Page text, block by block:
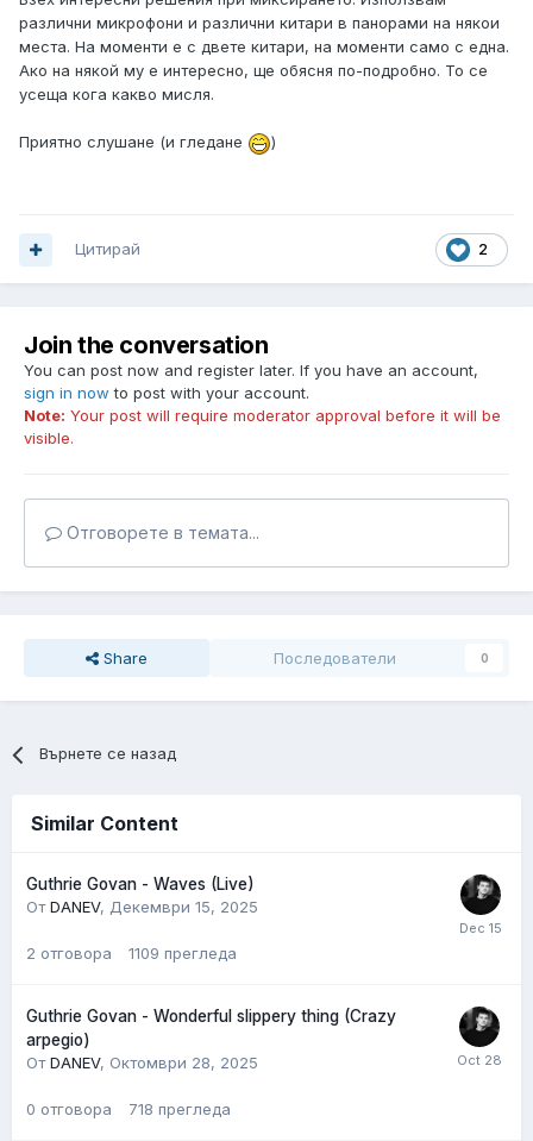
различни микрофони и различни китари в панорами на някои
места. На моменти е с двете китари, на моменти само с една.
Ако на някой му е интересно, ще обясня по-подробно. То се
усеща кога какво мисля.
Приятно слушане (и гледане )
2
Цитирай
Join the conversation
You can post now and register later. If you have an account,
sign in now to post with your account.
Note: Your post will require moderator approval before it will be
visible.
Отговорете в темата...
Share Последователи 0
Върнете се назад
Similar Content
Guthrie Govan - Waves (Live)
ОтDANEV, Декември 15, 2025
2 отговора 1109 прегледа
Guthrie Govan - Wonderful slippery thing (Crazy
arpegio)
ОтDANEV, Октомври 28, 2025
0 отговора 718 прегледа